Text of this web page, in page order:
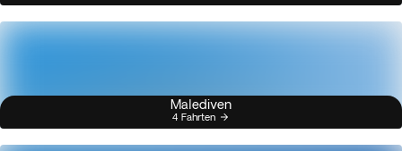
Malediven
4 Fahrten